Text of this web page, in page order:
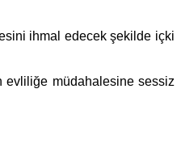
ihmal edecek şekilde içki
evliliğe müdahalesine sessiz